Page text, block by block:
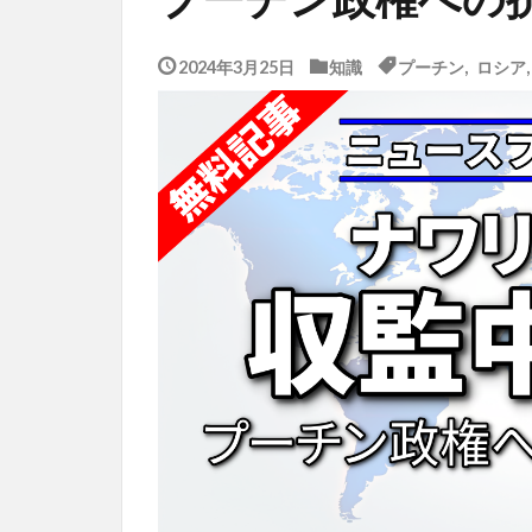
2024年3月25日 知識 プーチン, ロシア